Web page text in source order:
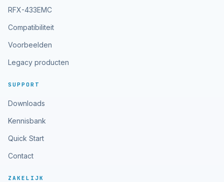
RFX-433EMC
Compatibiliteit
Voorbeelden
Legacy producten
SUPPORT
Downloads
Kennisbank
Quick Start
Contact
ZAKELIJK